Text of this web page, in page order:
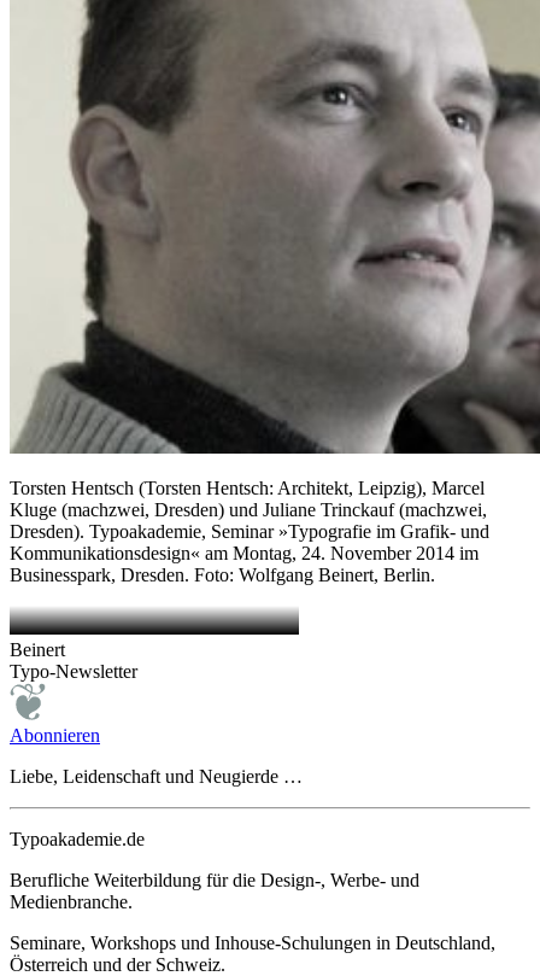
Torsten Hentsch (Torsten Hentsch: Architekt, Leipzig), Marcel
Kluge (machzwei, Dresden) und Juliane Trinckauf (machzwei,
Dresden). Typoakademie, Seminar »Typografie im Grafik- und
Kommunikationsdesign« am Montag, 24. November 2014 im
Businesspark, Dresden. Foto: Wolfgang Beinert, Berlin.
Beinert
Typo-Newsletter
Abonnieren
Liebe, Leidenschaft und Neugierde …
Typoakademie.de
Berufliche Weiterbildung für die Design-, Werbe- und
Medienbranche.
Seminare, Workshops und Inhouse-Schulungen in Deutschland,
Österreich und der Schweiz.